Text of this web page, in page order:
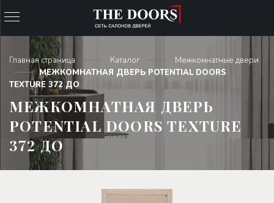
Главная страница Каталог
Межкомнатные двери
МЕЖКОМНАТНАЯ ДВЕРЬ POTENTIAL DOORS
TEXTURE 372 ДО
МЕЖКОМНАТНАЯ ДВЕРЬ
POTENTIAL DOORS TEXTURE
372 ДО